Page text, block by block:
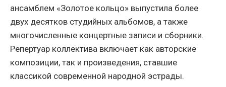
ансамблем «Золотое кольцо» выпустила более
двух десятков студийных альбомов, а также
многочисленные концертные записи и сборники.
Репертуар коллектива включает как авторские
композиции, так и произведения, ставшие
классикой современной народной эстрады.